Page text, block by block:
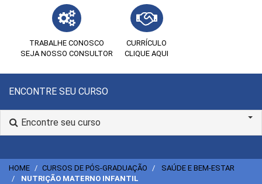
TRABALHE CONOSCO
SEJA NOSSO CONSULTOR
CURRÍCULO
CLIQUE AQUI
ENCONTRE SEU CURSO
Encontre seu curso
HOME CURSOS DE PÓS-GRADUAÇÃO
SAÚDE E BEM-ESTAR
NUTRIÇÃO MATERNO INFANTIL